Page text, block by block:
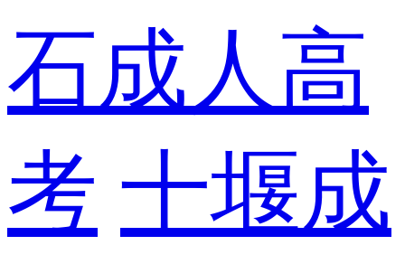
石成人高
考 十堰成